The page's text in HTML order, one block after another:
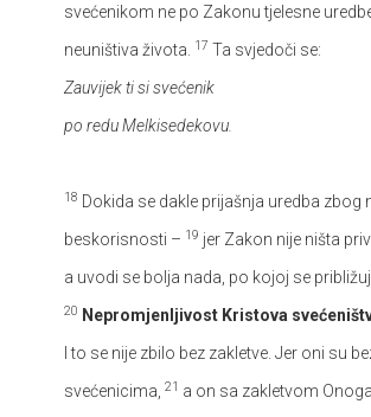
svećenikom ne po Zakonu tjelesne
neuništiva života.
17 Ta svjedoči se:
Zauvijek ti si svećenik
po redu Melkisedekovu.
18 Dokida se dakle prijašnja uredba zbog
beskorisnosti – 19 jer Zakon nije ništa
a uvodi se bolja nada, po kojoj se
20 Nepromjenljivost Kristova
I to se nije zbilo bez zakletve. Jer oni su
svećenicima, 21 a on sa zakletvom